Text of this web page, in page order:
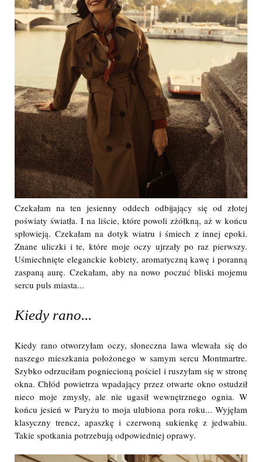
Czekałam na ten jesienny oddech odbijający się od złotej
poświaty światła. I na liście, które powoli zżółkną, aż w końcu
spłowieją. Czekałam na dotyk wiatru i śmiech z innej epoki.
Znane uliczki i te, które moje oczy ujrzały po raz pierwszy.
Uśmiechnięte eleganckie kobiety, aromatyczną kawę i poranną
zaspaną aurę. Czekałam, aby na nowo poczuć bliski mojemu
sercu puls miasta...
Kiedy rano...
Kiedy rano otworzyłam oczy, słoneczna lawa wlewała się do
naszego mieszkania położonego w samym sercu Montmartre.
Szybko odrzuciłam pogniecioną pościel i ruszyłam się w stronę
okna. Chłód powietrza wpadający przez otwarte okno ostudził
nieco moje zmysły, ale nie ugasił wewnętrznego ognia. W
końcu jesień w Paryżu to moja ulubiona pora roku... Wyjęłam
klasyczny trencz, apaszkę i czerwoną sukienkę z jedwabiu.
Takie spotkania potrzebują odpowiedniej oprawy.